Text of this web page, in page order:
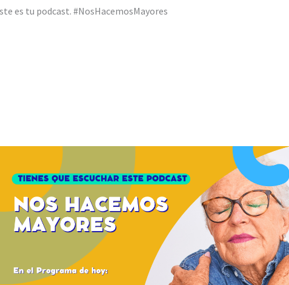
es tu podcast. #NosHacemosMayores